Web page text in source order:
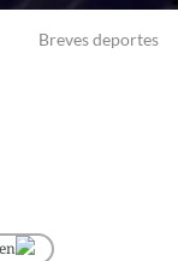
Breves deportes